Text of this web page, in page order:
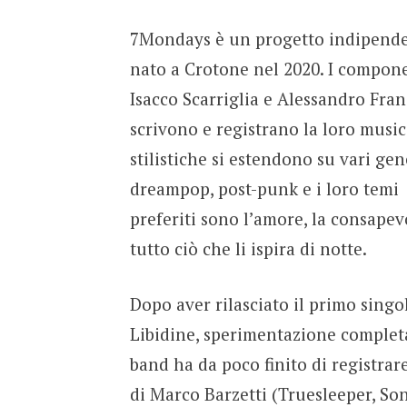
7Mondays è un progetto
nato a Crotone nel 2020. I
Isacco Scarriglia e Alessandro
scrivono e registrano la loro
stilistiche si estendono su vari
dreampop, post-punk e i loro temi
preferiti sono l’amore, la
tutto ciò che li ispira di notte.
Dopo aver rilasciato il primo
Libidine, sperimentazione
band ha da poco finito di
di Marco Barzetti (Truesleeper,